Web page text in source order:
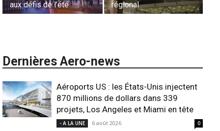
l’harmonisation globale
ANSCO
Dernières Aero-news
Aéroports US : les États-Unis injectent
870 millions de dollars dans 339
projets, Los Angeles et Miami en tête
- A LA UNE 6 août 2026 0